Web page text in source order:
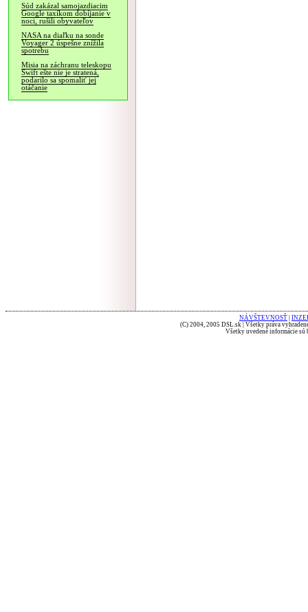
Súd zakázal samojazdiacim
Google taxíkom dobíjanie v
noci, rušili obyvateľov
NASA na diaľku na sonde
Voyager 2 úspešne znížila
spotrebu
Misia na záchranu teleskopu
Swift ešte nie je stratená,
podarilo sa spomaliť jej
otáčanie
NÁVŠTEVNOSŤ
(C) 2004, 2005 DSL.sk | Všetky práva
Všetky uvedené informácie sú